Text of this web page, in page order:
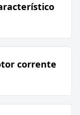
corrente